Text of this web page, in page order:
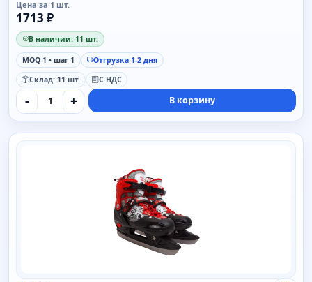
Цена за 1 шт.
1713 ₽
В наличии: 11 шт.
MOQ 1 • шаг 1
Отгрузка 1-2 дня
Склад: 11 шт.
С НДС
- + В корзину
SAIMAA